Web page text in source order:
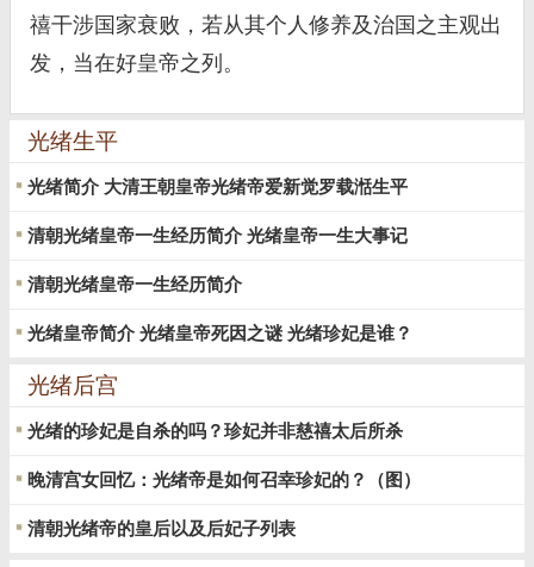
禧干涉国家衰败，若从其个人修养及治国之主观出
发，当在好皇帝之列。
光绪生平
光绪简介 大清王朝皇帝光绪帝爱新觉罗载湉生平
清朝光绪皇帝一生经历简介 光绪皇帝一生大事记
清朝光绪皇帝一生经历简介
光绪皇帝简介 光绪皇帝死因之谜 光绪珍妃是谁？
光绪后宫
光绪的珍妃是自杀的吗？珍妃并非慈禧太后所杀
晚清宫女回忆：光绪帝是如何召幸珍妃的？（图）
清朝光绪帝的皇后以及后妃子列表